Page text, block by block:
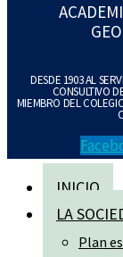
DESDE 1903 AL
CONSULTIVO
MIEMBRO DEL
INICIO
LA
Plan